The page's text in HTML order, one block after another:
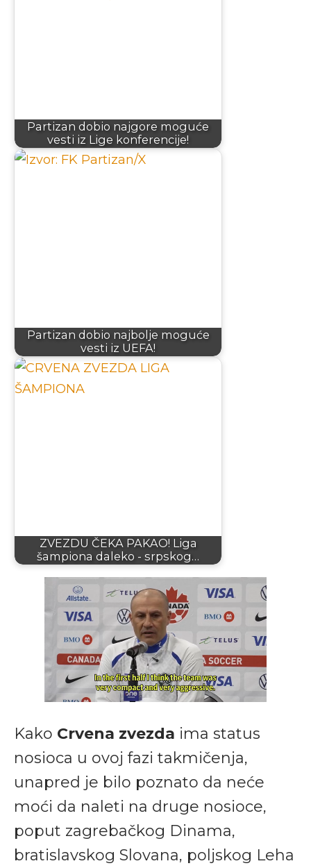
Partizan dobio najgore moguće
vesti iz Lige konferencije!
Partizan dobio najbolje moguće
vesti iz UEFA!
ZVEZDU ČEKA PAKAO! Liga
šampiona daleko - srpskog…
Kako Crvena zvezda ima status
nosioca u ovoj fazi takmičenja,
unapred je bilo poznato da neće
moći da naleti na druge nosioce,
poput zagrebačkog Dinama,
bratislavskog Slovana, poljskog Leha